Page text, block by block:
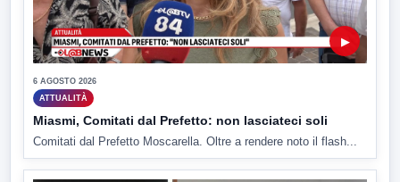
▶
6 AGOSTO 2026
ATTUALITÀ
Miasmi, Comitati dal Prefetto: non lasciateci soli
Comitati dal Prefetto Moscarella. Oltre a rendere noto il flash...